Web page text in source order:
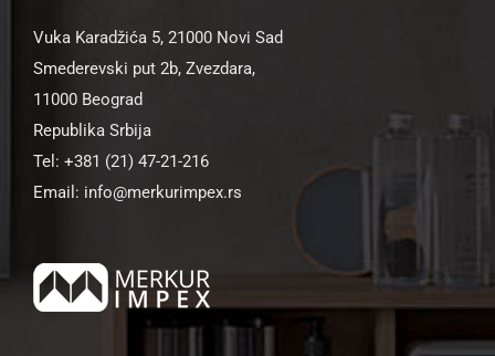
Vuka Karadžića 5, 21000 Novi Sad
Smederevski put 2b, Zvezdara,
11000 Beograd
Republika Srbija
Tel: +381 (21) 47-21-216
Email: info@merkurimpex.rs